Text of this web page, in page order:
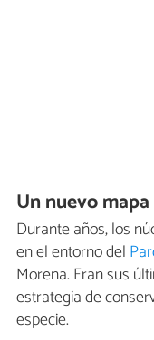
Un nuevo
Durante años, los
en el entorno del
Morena. Eran sus
estrategia de
especie.